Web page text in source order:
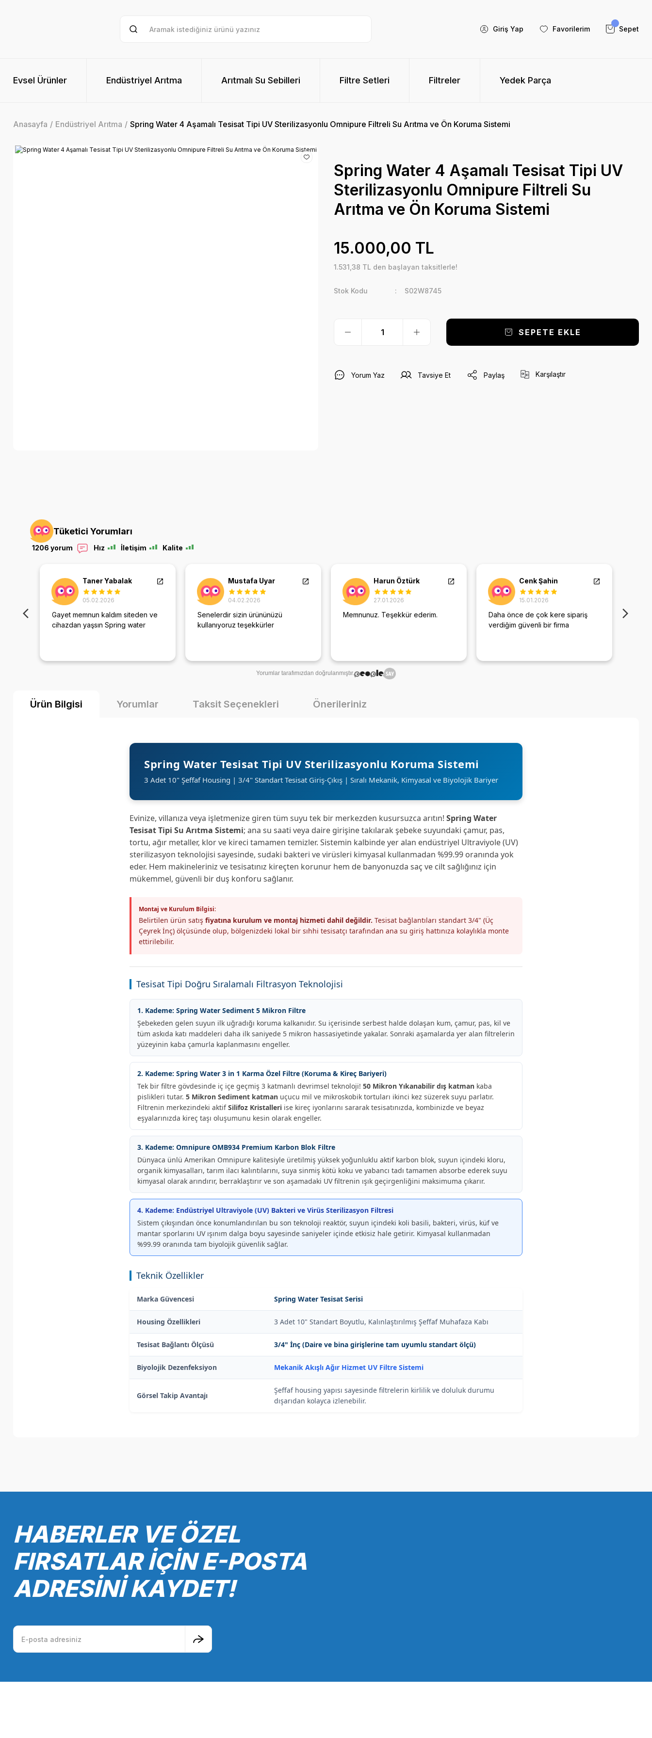
Giriş Yap Favorilerim Sepet
Evsel Ürünler Endüstriyel Arıtma Arıtmalı Su Sebilleri Filtre Setleri Filtreler Yedek Parça
Anasayfa Endüstriyel Arıtma Spring Water 4 Aşamalı Tesisat Tipi UV Sterilizasyonlu Omnipure Filtreli Su Arıtma ve Ön Koruma Sistemi
Spring Water 4 Aşamalı Tesisat Tipi UV
Sterilizasyonlu Omnipure Filtreli Su
Arıtma ve Ön Koruma Sistemi
15.000,00 TL
1.531,38 TL den başlayan taksitlerle!
Stok Kodu S02W8745
SEPETE EKLE
Yorum Yaz Tavsiye Et Paylaş Karşılaştır
Tüketici Yorumları
1206 yorum Hız İletişim Kalite
Taner Yabalak
05.02.2026
Gayet memnun kaldım siteden ve
cihazdan yaşsın Spring water
Mustafa Uyar
04.02.2026
Senelerdir sizin ürününüzü
kullanıyoruz teşekkürler
Harun Öztürk
27.01.2026
Memnunuz. Teşekkür ederim.
Cenk Şahin
15.01.2026
Daha önce de çok kere sipariş
verdiğim güvenli bir firma
Yorumlar tarafımızdan doğrulanmıştır.
Ürün Bilgisi Yorumlar Taksit Seçenekleri Önerileriniz
Spring Water Tesisat Tipi UV Sterilizasyonlu Koruma Sistemi
3 Adet 10" Şeffaf Housing | 3/4" Standart Tesisat Giriş-Çıkış | Sıralı Mekanik, Kimyasal ve Biyolojik Bariyer
Evinize, villanıza veya işletmenize giren tüm suyu tek bir merkezden kusursuzca arıtın! Spring Water
Tesisat Tipi Su Arıtma Sistemi; ana su saati veya daire girişine takılarak şebeke suyundaki çamur, pas,
tortu, ağır metaller, klor ve kireci tamamen temizler. Sistemin kalbinde yer alan endüstriyel Ultraviyole (UV)
sterilizasyon teknolojisi sayesinde, sudaki bakteri ve virüsleri kimyasal kullanmadan %99.99 oranında yok
eder. Hem makineleriniz ve tesisatınız kireçten korunur hem de banyonuzda saç ve cilt sağlığınız için
mükemmel, güvenli bir duş konforu sağlanır.
Montaj ve Kurulum Bilgisi:
Belirtilen ürün satış fiyatına kurulum ve montaj hizmeti dahil değildir. Tesisat bağlantıları standart 3/4" (Üç
Çeyrek İnç) ölçüsünde olup, bölgenizdeki lokal bir sıhhi tesisatçı tarafından ana su giriş hattınıza kolaylıkla monte
ettirilebilir.
Tesisat Tipi Doğru Sıralamalı Filtrasyon Teknolojisi
1. Kademe: Spring Water Sediment 5 Mikron Filtre
Şebekeden gelen suyun ilk uğradığı koruma kalkanıdır. Su içerisinde serbest halde dolaşan kum, çamur, pas, kil ve
tüm askıda katı maddeleri daha ilk saniyede 5 mikron hassasiyetinde yakalar. Sonraki aşamalarda yer alan filtrelerin
yüzeyinin kaba çamurla kaplanmasını engeller.
2. Kademe: Spring Water 3 in 1 Karma Özel Filtre (Koruma & Kireç Bariyeri)
Tek bir filtre gövdesinde iç içe geçmiş 3 katmanlı devrimsel teknoloji! 50 Mikron Yıkanabilir dış katman kaba
pislikleri tutar. 5 Mikron Sediment katman uçucu mil ve mikroskobik tortuları ikinci kez süzerek suyu parlatır.
Filtrenin merkezindeki aktifSilifoz Kristalleri ise kireç iyonlarını sararak tesisatınızda, kombinizde ve beyaz
eşyalarınızda kireç taşı oluşumunu kesin olarak engeller.
3. Kademe: Omnipure OMB934 Premium Karbon Blok Filtre
Dünyaca ünlü Amerikan Omnipure kalitesiyle üretilmiş yüksek yoğunluklu aktif karbon blok, suyun içindeki kloru,
organik kimyasalları, tarım ilacı kalıntılarını, suya sinmiş kötü koku ve yabancı tadı tamamen absorbe ederek suyu
kimyasal olarak arındırır, berraklaştırır ve son aşamadaki UV filtrenin ışık geçirgenliğini maksimuma çıkarır.
4. Kademe: Endüstriyel Ultraviyole (UV) Bakteri ve Virüs Sterilizasyon Filtresi
Sistem çıkışından önce konumlandırılan bu son teknoloji reaktör, suyun içindeki koli basili, bakteri, virüs, küf ve
mantar sporlarını UV ışınım dalga boyu sayesinde saniyeler içinde etkisiz hale getirir. Kimyasal kullanmadan
%99.99 oranında tam biyolojik güvenlik sağlar.
Teknik Özellikler
Marka Güvencesi Spring Water Tesisat Serisi
Housing Özellikleri 3 Adet 10" Standart Boyutlu, Kalınlaştırılmış Şeffaf Muhafaza Kabı
Tesisat Bağlantı Ölçüsü 3/4" İnç (Daire ve bina girişlerine tam uyumlu standart ölçü)
Biyolojik Dezenfeksiyon Mekanik Akışlı Ağır Hizmet UV Filtre Sistemi
Görsel Takip Avantajı
Şeffaf housing yapısı sayesinde filtrelerin kirlilik ve doluluk durumu
dışarıdan kolayca izlenebilir.
Ürün resmi kalitesiz, bozuk veya görüntülenemiyor.
Ürün fiyatı diğer sitelerden daha pahalı.
HABERLER VE ÖZEL
FIRSATLAR İÇİN E-POSTA
ADRESİNİ KAYDET!